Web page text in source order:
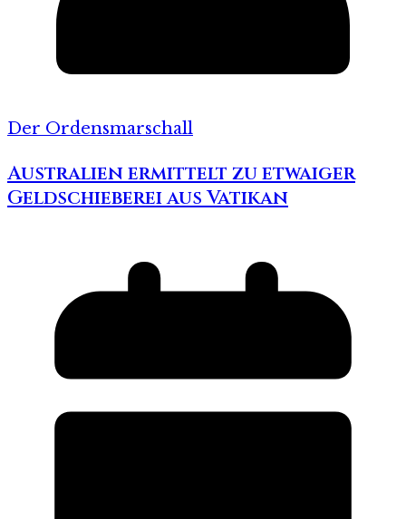
Der Ordensmarschall
Australien ermittelt zu etwaiger
Geldschieberei aus Vatikan